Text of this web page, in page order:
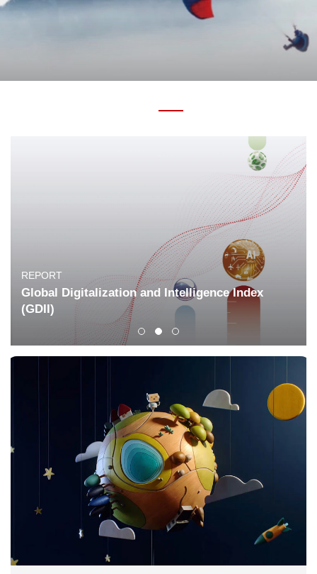
REPORT
Global Digitalization and Intelligence Index
(GDII)